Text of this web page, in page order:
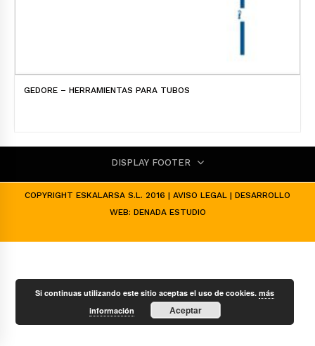
GEDORE – HERRAMIENTAS PARA TUBOS
DISPLAY FOOTER
COPYRIGHT ESKALARSA S.L. 2016 | AVISO LEGAL | DESARROLLO
WEB: DENADA ESTUDIO
Si continuas utilizando este sitio aceptas el uso de cookies.más
información
Aceptar